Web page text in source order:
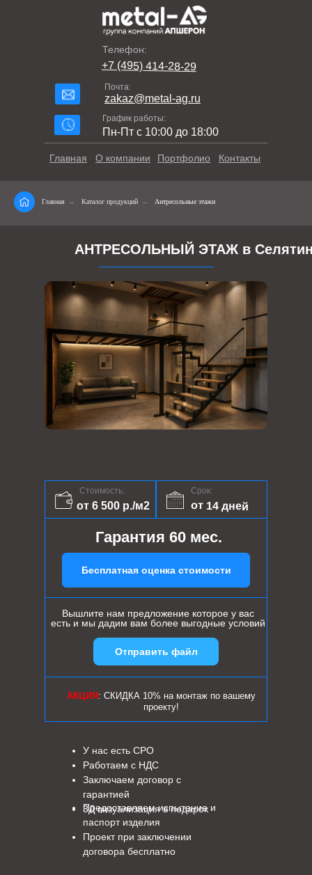
Телефон:
+7 (495) 414-28-29
Почта:
zakaz@metal-ag.ru
График работы:
Пн-Пт с 10:00 до 18:00
Контакты
Портфолио
О компании
Главная
Главная → Каталог продукций → Антресольные этажи
АНТРЕСОЛЬНЫЙ ЭТАЖ в
Срок:
от 14 дней
Стоимость:
от 6 500 р./м2
Гарантия 60 мес.
Бесплатная оценка стоимости
Вышлите нам предложение которое у вас
есть и мы дадим вам более выгодные условий
АКЦИЯ : СКИДКА 10% на монтаж по вашему
проекту!
Предоставляем испытание и
паспорт изделия
Проект при заключении
договора бесплатно
У нас есть СРО
Работаем с НДС
Заключаем договор с
гарантией
3Д визуализация в подарок
Отправить файл